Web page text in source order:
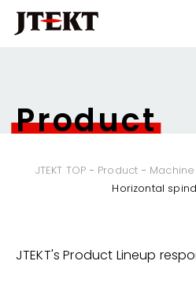
Product
JTEKT TOP Product
Horizontal
JTEKT's Product Lineup